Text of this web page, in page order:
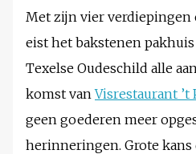
Met zijn vier verdiepingen
eist het bakstenen
Texelse Oudeschild alle
komst vanVisrestaurant ’t
geen goederen meer
herinneringen. Grote kans